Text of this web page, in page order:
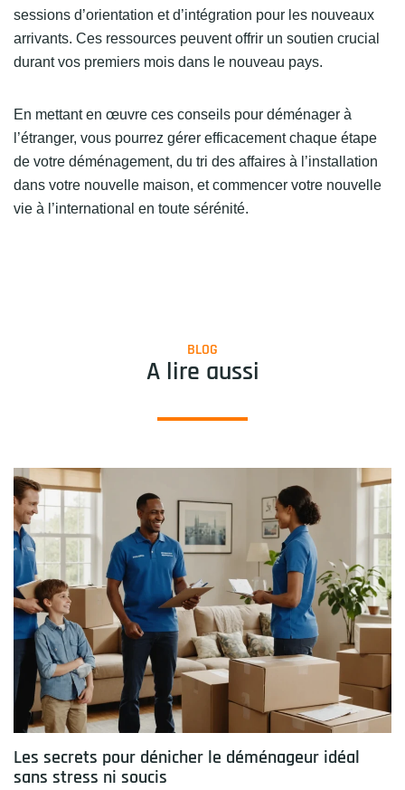
sessions d’orientation et d’intégration pour les nouveaux
arrivants. Ces ressources peuvent offrir un soutien crucial
durant vos premiers mois dans le nouveau pays.
En mettant en œuvre ces conseils pour déménager à
l’étranger, vous pourrez gérer efficacement chaque étape
de votre déménagement, du tri des affaires à l’installation
dans votre nouvelle maison, et commencer votre nouvelle
vie à l’international en toute sérénité.
BLOG
A lire aussi
Les secrets pour dénicher le déménageur idéal
sans stress ni soucis